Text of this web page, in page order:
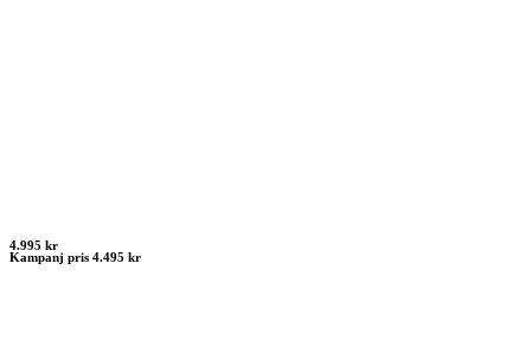
4.995 kr
Kampanj pris 4.495 kr